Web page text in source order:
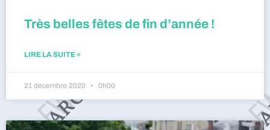
Très belles fêtes de fin d’année !
LIRE LA SUITE »
21 décembre 2020 0h00